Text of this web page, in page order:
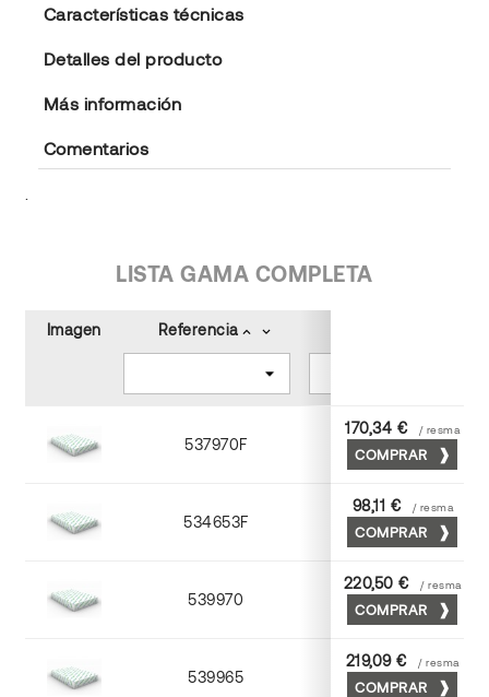
Características técnicas
Detalles del producto
Más información
Comentarios
LISTA GAMA COMPLETA
Imagen Referencia keyboard_arrow_up keyboard_arrow_down
537970F 70 x 100
170,34 € / resma
COMPRAR
534653F 52 x 70
98,11 € / resma
COMPRAR
539970 70 x 100
220,50 € / resma
COMPRAR
539965 65 x 90
219,09 € / resma
COMPRAR